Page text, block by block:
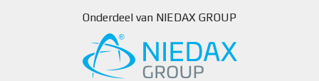
Onderdeel van NIEDAX GROUP